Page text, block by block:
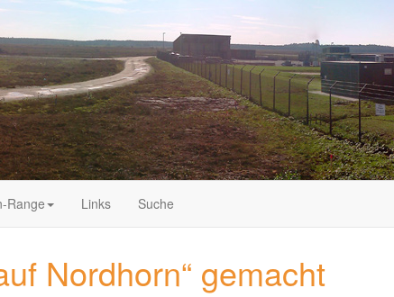
Range Links Suche
Nordhorn“ gemacht